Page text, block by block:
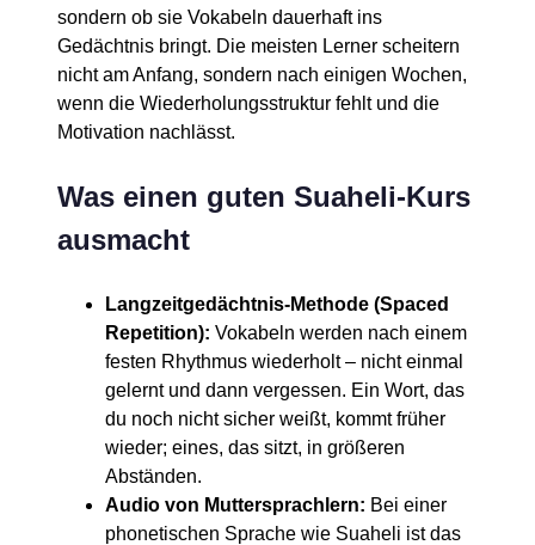
sondern ob sie Vokabeln dauerhaft ins
Gedächtnis bringt. Die meisten Lerner scheitern
nicht am Anfang, sondern nach einigen Wochen,
wenn die Wiederholungsstruktur fehlt und die
Motivation nachlässt.
Was einen guten Suaheli-Kurs
ausmacht
Langzeitgedächtnis-Methode (Spaced
Repetition): Vokabeln werden nach einem
festen Rhythmus wiederholt – nicht einmal
gelernt und dann vergessen. Ein Wort, das
du noch nicht sicher weißt, kommt früher
wieder; eines, das sitzt, in größeren
Abständen.
Audio von Muttersprachlern: Bei einer
phonetischen Sprache wie Suaheli ist das